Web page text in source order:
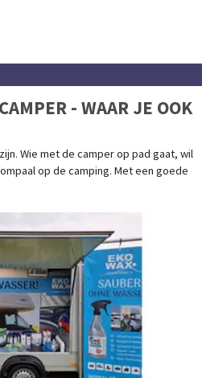
- WAAR JE OOK
Wie met de camper op pad gaat, wil
op de camping. Met een goede